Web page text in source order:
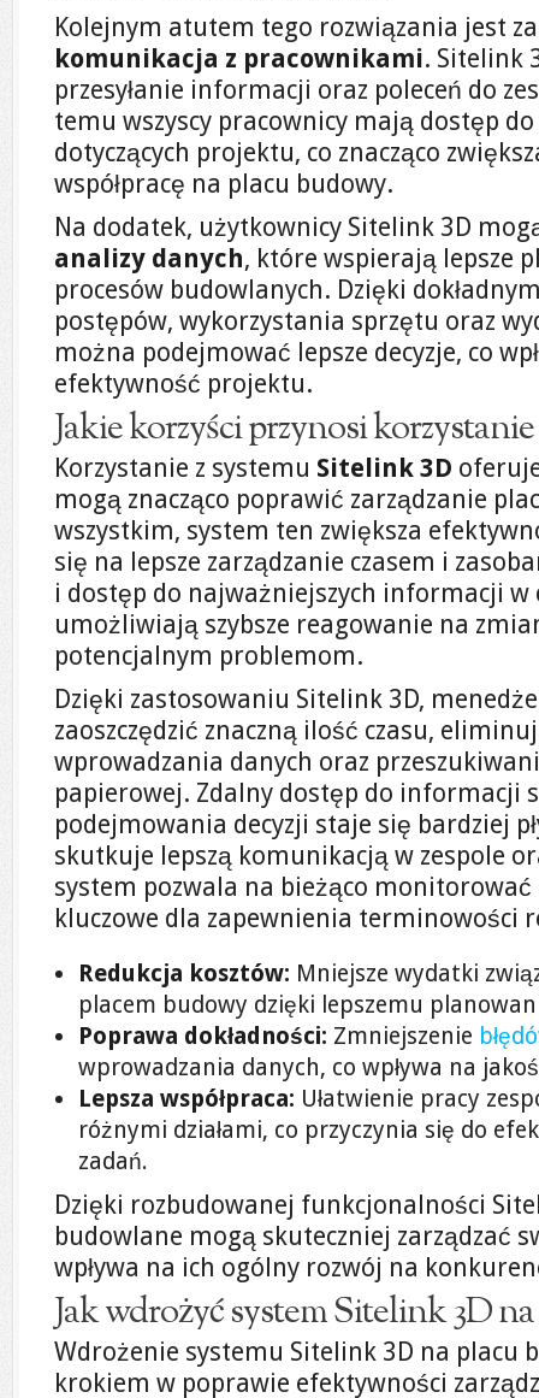
Kolejnym atutem tego rozwiązania jest
komunikacja z pracownikami. Sitelink
przesyłanie informacji oraz poleceń do
temu wszyscy pracownicy mają dostęp
dotyczących projektu, co znacząco
współpracę na placu budowy.
Na dodatek, użytkownicy Sitelink 3D
analizy danych, które wspierają lepsze
procesów budowlanych. Dzięki
postępów, wykorzystania sprzętu oraz
można podejmować lepsze decyzje, co
efektywność projektu.
Jakie korzyści przynosi
Korzystanie z systemu Sitelink 3D
mogą znacząco poprawić zarządzanie
wszystkim, system ten zwiększa
się na lepsze zarządzanie czasem i
i dostęp do najważniejszych informacji w
umożliwiają szybsze reagowanie na
potencjalnym problemom.
Dzięki zastosowaniu Sitelink 3D,
zaoszczędzić znaczną ilość czasu,
wprowadzania danych oraz
papierowej. Zdalny dostęp do informacji
podejmowania decyzji staje się bardziej
skutkuje lepszą komunikacją w zespole
system pozwala na bieżąco monitorować
kluczowe dla zapewnienia terminowości
Redukcja kosztów: Mniejsze wydatki
placem budowy dzięki lepszemu
Poprawa dokładności: Zmniejszenie
wprowadzania danych, co wpływa na
Lepsza współpraca: Ułatwienie pracy
różnymi działami, co przyczynia się do
zadań.
Dzięki rozbudowanej funkcjonalności
budowlane mogą skuteczniej zarządzać
wpływa na ich ogólny rozwój na
Jak wdrożyć system Sitelink 3D
Wdrożenie systemu Sitelink 3D na placu
krokiem w poprawie efektywności